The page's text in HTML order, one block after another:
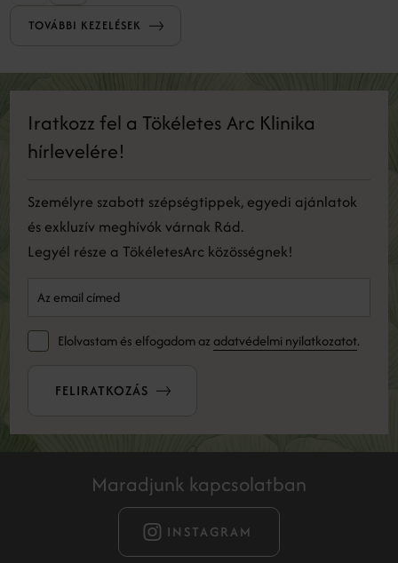
TOVÁBBI KEZELÉSEK
Iratkozz fel a Tökéletes Arc Klinika
hírlevelére!
Személyre szabott szépségtippek, egyedi ajánlatok
és exkluzív meghívók várnak Rád.
Legyél része a TökéletesArc közösségnek!
Elolvastam és elfogadom az adatvédelmi nyilatkozatot.
FELIRATKOZÁS
Maradjunk kapcsolatban
INSTAGRAM